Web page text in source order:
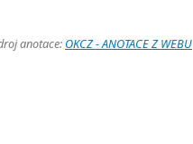
anotace: OKCZ - ANOTACE Z WEBU